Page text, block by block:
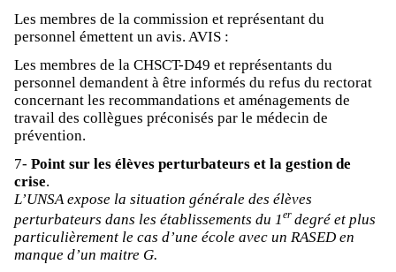
Les membres de la commission et représentant du
personnel émettent un avis. AVIS :
Les membres de la CHSCT-D49 et représentants du
personnel demandent à être informés du refus du rectorat
concernant les recommandations et aménagements de
travail des collègues préconisés par le médecin de
prévention.
7- Point sur les élèves perturbateurs et la gestion de
crise.
L’UNSA expose la situation générale des élèves
perturbateurs dans les établissements du 1er degré et plus
particulièrement le cas d’une école avec un RASED en
manque d’un maitre G.